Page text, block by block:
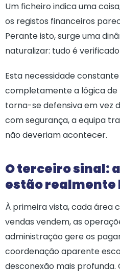
Um ficheiro indica uma
os registos financeiros
Perante isto, surge uma
naturalizar: tudo é
Esta necessidade
completamente a lógica
torna-se defensiva em vez
com segurança, a equipa
não deveriam acontecer.
O terceiro sinal:
estão realmente
À primeira vista, cada área
vendas vendem, as
administração gere os
coordenação aparente
desconexão mais